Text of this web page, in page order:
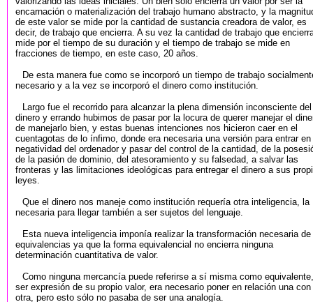
encarnación o materialización del trabajo humano abstracto, y la
de este valor se mide por la cantidad de sustancia creadora de valor, es
decir, de trabajo que encierra. A su vez la cantidad de trabajo que
mide por el tiempo de su duración y el tiempo de trabajo se mide en
fracciones de tiempo, en este caso, 20 años.
De esta manera fue como se incorporó un tiempo de trabajo
necesario y a la vez se incorporó el dinero como institución.
Largo fue el recorrido para alcanzar la plena dimensión inconsciente del
dinero y errando hubimos de pasar por la locura de querer manejar el
de manejarlo bien, y estas buenas intenciones nos hicieron caer en el
cuentagotas de lo ínfimo, donde era necesaria una versión para entrar en
negatividad del ordenador y pasar del control de la cantidad, de la
de la pasión de dominio, del atesoramiento y su falsedad, a salvar las
fronteras y las limitaciones ideológicas para entregar el dinero a sus
leyes.
Que el dinero nos maneje como institución requería otra inteligencia, la
necesaria para llegar también a ser sujetos del lenguaje.
Esta nueva inteligencia imponía realizar la transformación necesaria
equivalencias ya que la forma equivalencial no encierra ninguna
determinación cuantitativa de valor.
Como ninguna mercancía puede referirse a sí misma como
ser expresión de su propio valor, era necesario poner en relación una con
otra, pero esto sólo no pasaba de ser una analogía.